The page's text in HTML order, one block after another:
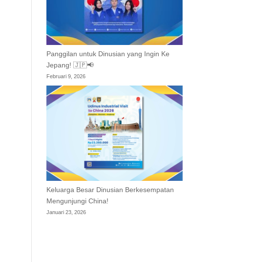
Panggilan untuk Dinusian yang Ingin Ke
Jepang! 🇯🇵📢
Februari 9, 2026
Keluarga Besar Dinusian Berkesempatan
Mengunjungi China!
Januari 23, 2026